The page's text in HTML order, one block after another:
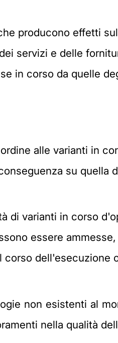
producono effetti
servizi e delle
in corso da quelle
alle varianti in
su quella
di varianti in corso
essere
dell'esecuzione
non esistenti al
nella qualità